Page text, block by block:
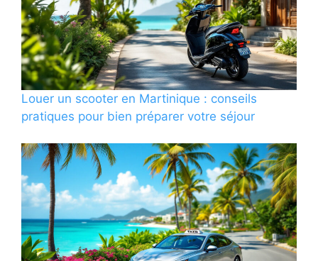
Louer un scooter en Martinique : conseils
pratiques pour bien préparer votre séjour